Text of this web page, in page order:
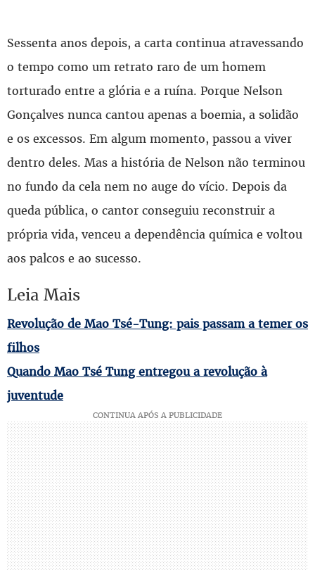
Sessenta anos depois, a carta continua atravessando
o tempo como um retrato raro de um homem
torturado entre a glória e a ruína. Porque Nelson
Gonçalves nunca cantou apenas a boemia, a solidão
e os excessos. Em algum momento, passou a viver
dentro deles. Mas a história de Nelson não terminou
no fundo da cela nem no auge do vício. Depois da
queda pública, o cantor conseguiu reconstruir a
própria vida, venceu a dependência química e voltou
aos palcos e ao sucesso.
Leia Mais
Revolução de Mao Tsé-Tung: pais passam a temer os
filhos
Quando Mao Tsé Tung entregou a revolução à
juventude